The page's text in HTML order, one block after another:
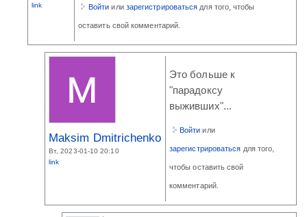
link
Войти или зарегистрироваться для того, чтобы
оставить свой комментарий.
Maksim Dmitrichenko
Вт, 2023-01-10 20:10
link
Это больше к
"парадоксу
выживших"...
Войти или
зарегистрироваться для того,
чтобы оставить свой
комментарий.